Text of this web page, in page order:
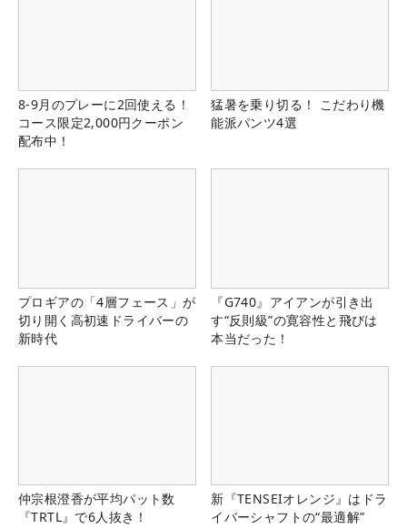
8-9月のプレーに2回使える！
コース限定2,000円クーポン
配布中！
猛暑を乗り切る！ こだわり機
能派パンツ4選
プロギアの「4層フェース」が
切り開く高初速ドライバーの
新時代
『G740』アイアンが引き出
す“反則級”の寛容性と飛びは
本当だった！
仲宗根澄香が平均パット数
『TRTL』で6人抜き！
新『TENSEIオレンジ』はドラ
イバーシャフトの“最適解”